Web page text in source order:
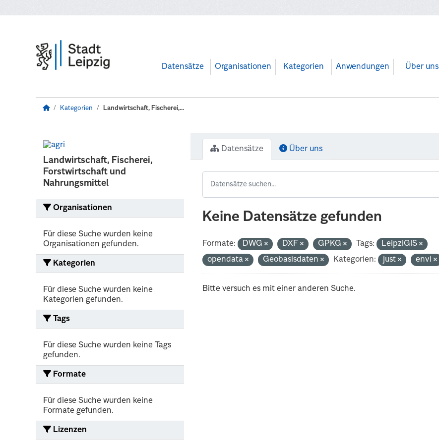
Datensätze Organisationen Kategorien Anwendungen Über uns
Kategorien Landwirtschaft, Fischerei,...
Landwirtschaft, Fischerei,
Forstwirtschaft und
Nahrungsmittel
Organisationen
Für diese Suche wurden keine
Organisationen gefunden.
Kategorien
Für diese Suche wurden keine
Kategorien gefunden.
Tags
Für diese Suche wurden keine Tags
gefunden.
Formate
Für diese Suche wurden keine
Formate gefunden.
Lizenzen
Datensätze Über uns
Keine Datensätze gefunden
Formate: DWG DXF GPKG Tags:
LeipziGIS
opendata
Geobasisdaten Kategorien: just envi
Bitte versuch es mit einer anderen Suche.